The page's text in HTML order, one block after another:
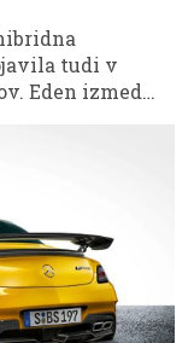
tudi v
Eden izmed
Motors.